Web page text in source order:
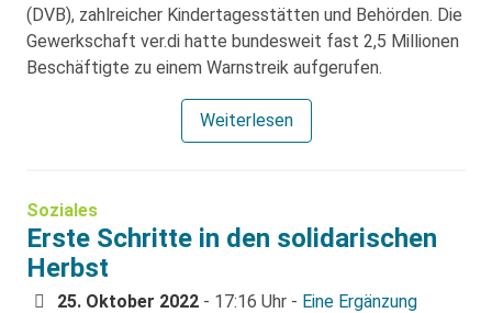
(DVB), zahlreicher Kindertagesstätten und Behörden. Die
Gewerkschaft ver.di hatte bundesweit fast 2,5 Millionen
Beschäftigte zu einem Warnstreik aufgerufen.
Weiterlesen
Soziales
Erste Schritte in den solidarischen
Herbst
25. Oktober 2022 - 17:16 Uhr - Eine Ergänzung